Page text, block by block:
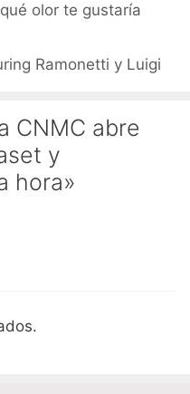
olor te gustaría
Ramonetti y Luigi
CNMC abre
y
hora»